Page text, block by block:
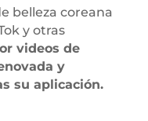
belleza coreana
y otras
videos de
y
su aplicación.